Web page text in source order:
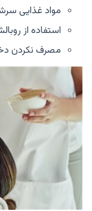
مواد غذایی
استفاده از
مصرف نکردن